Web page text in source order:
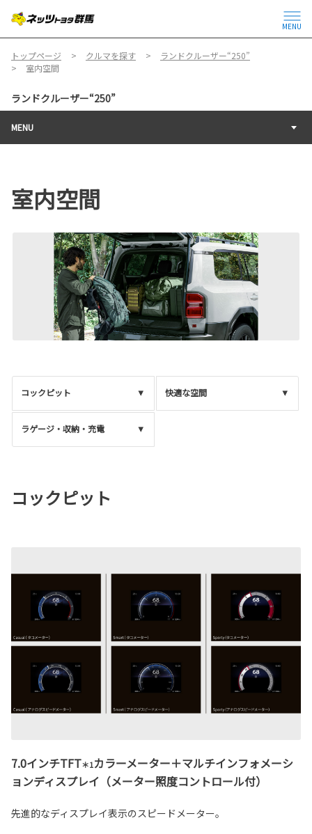
MENU
トップページ クルマを探す
ランドクルーザー“250”
室内空間
ランドクルーザー“250”
MENU
室内空間
コックピット 快適な空間
ラゲージ・収納・充電
コックピット
7.0インチTFT＊1カラーメーター＋マルチインフォメーシ
ョンディスプレイ（メーター照度コントロール付）
先進的なディスプレイ表示のスピードメーター。